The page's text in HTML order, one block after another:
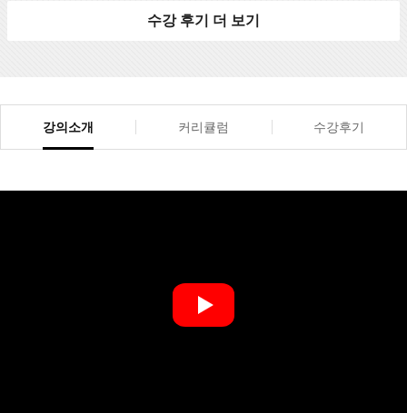
수강 후기 더 보기
강의소개 커리큘럼 수강후기